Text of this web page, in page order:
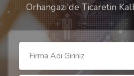
Orhangazi'de Ticaretin